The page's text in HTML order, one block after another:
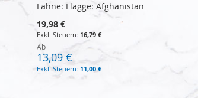
Fahne: Flagge: Afghanistan
19,98 €
16,79 €
Ab
13,09 €
11,00 €